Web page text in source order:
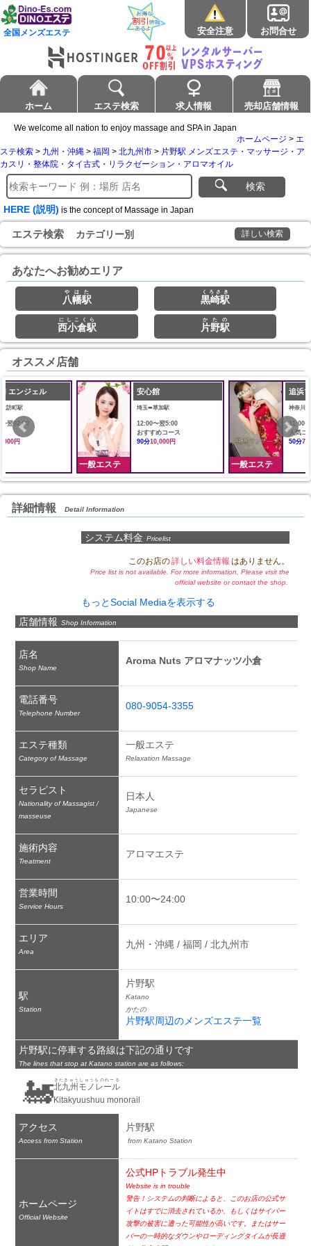
全国メンズエステ 安全注意 お問合せ
ホーム エステ検索 求人情報 売却店舗情報
We welcome all nation to enjoy massage and SPA in Japan
ホームページ > エ
ステ検索 > 九州・沖縄 > 福岡 > 北九州市 > 片野駅 メンズエステ・マッサージ・ア
カスリ・整体院・タイ古式・リラクゼーション・アロマオイル
検索
HERE (説明) is the concept of Massage in Japan
エステ検索 カテゴリー別 詳しい検索
あなたへお勧めエリア
八幡駅
やはた
黒崎駅
くろさき
西小倉駅
にしこくら
片野駅
かたの
オススメ店舗
安心館
埼玉➠草加駅
12:00〜翌5:00
おすすめコース
10,000円
追浜マッサージ
神奈川➠追浜駅
11:00〜Last
人気コース
50分7,000円
詳細情報 Detail Information
システム料金 Pricelist
このお店の詳しい料金情報 はありません。
Price list is not available. For more information, Please visit the
official website or contact the shop.
もっとSocial Mediaを表示する
店舗情報 Shop Information
店名
Shop Name
Aroma Nuts アロマナッツ小倉
電話番号
Telephone Number
080-9054-3355
エステ種類
Category of Massage
一般エステ
Relaxation Massage
セラピスト
Nationality of Massagist /
masseuse
日本人
Japanese
施術内容
Treatment
アロマエステ
営業時間
Service Hours
10:00〜24:00
エリア
Area
九州・沖縄 / 福岡 / 北九州市
駅
Station
片野駅
Katano
かたの
片野駅周辺のメンズエステ一覧
片野駅に停車する路線は下記の通りです
The lines that stop at Katano station are as follows:
🚂北九州モノレール
きたきゅうしゅうものれーる
Kitakyuushuu monorail
アクセス
Access from Station
片野駅
from Katano Station
ホームページ
Official Website
公式HPトラブル発生中
Website is in trouble
警告！システムの判断によると、このお店の公式サ
イトはすでに消去されているか、もしくはサイバー
攻撃の被害に遭った可能性が高いです。またはサー
バーの一時的なダウンやローディングタイムが長過